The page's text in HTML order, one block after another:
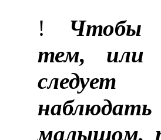
! Чтобы
тем, или
следует
малышом,